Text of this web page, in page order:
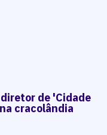
de 'Cidade
cracolândia